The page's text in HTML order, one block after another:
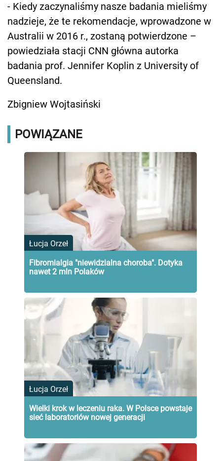
- Kiedy zaczynaliśmy nasze badania mieliśmy
nadzieje, że te rekomendacje, wprowadzone w
Australii w 2016 r., zostaną potwierdzone –
powiedziała stacji CNN główna autorka
badania prof. Jennifer Koplin z University of
Queensland.
Zbigniew Wojtasiński
POWIĄZANE
Łucja Orzeł
Fibromialgia "niewidzialna choroba". Dotyka
nawet 2 mln Polaków
Łucja Orzeł
Wielki krok w leczeniu raka. W Polsce powstaje
sieć laboratoriów nowej generacji